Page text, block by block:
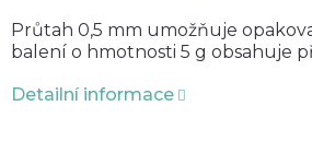
Průtah 0,5 mm umožňuje
balení o hmotnosti 5 g obsahuje
Detailní informace